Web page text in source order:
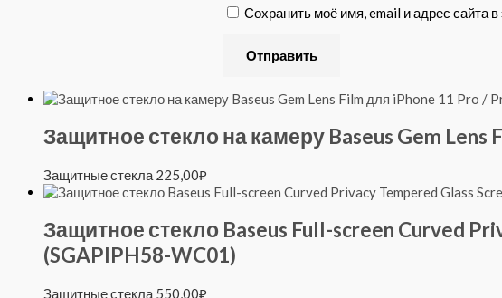
Сохранить моё имя, email и адрес сайта
Защитное стекло на камеру Baseus Gem Lens
Защитные стекла 225,00₽
Защитное стекло Baseus Full-screen Curved
(SGAPIPH58-WC01)
Защитные стекла 550,00₽